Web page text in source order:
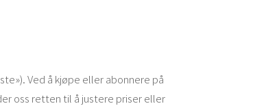
Ved å kjøpe eller abonnere på
oss retten til å justere priser eller